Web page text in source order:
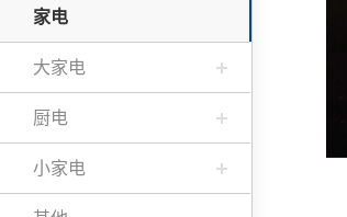
家电
大家电
厨电
小家电